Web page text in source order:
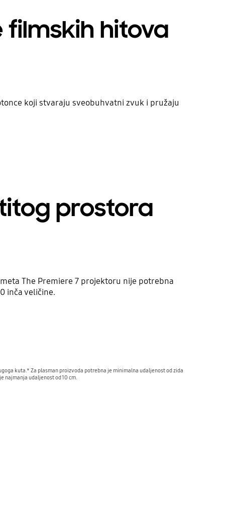
filmskih hitova
koji stvaraju sveobuhvatni zvuk i pružaju
prostora
The Premiere 7 projektoru nije potrebna
inča veličine.
kuta.* Za plasman proizvoda potrebna je minimalna udaljenost od zida
najmanja udaljenost od 10 cm.